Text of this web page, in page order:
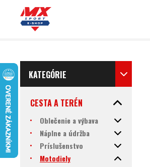
KATEGÓRIE
CESTA A TERÉN
Oblečenie a výbava
Náplne a údržba
Príslušenstvo
Motodiely